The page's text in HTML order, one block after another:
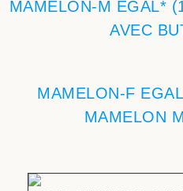
MAMELON-M EGAL*
AVEC
MAMELON-F
MAMELON